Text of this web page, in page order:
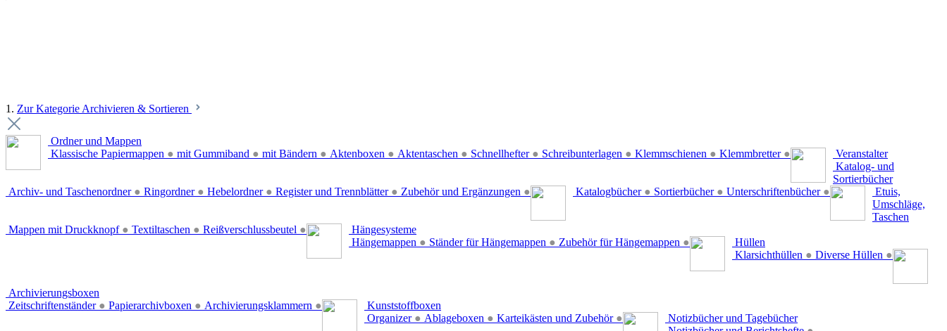
1. Zur Kategorie Archivieren & Sortieren
Ordner und Mappen
Klassische Papiermappen ● mit Gummiband ● mit Bändern ● Aktenboxen ● Aktentaschen ● Schnellhefter ● Schreibunterlagen ● Klemmschienen ● Klemmbretter ● Veranstalter
Archiv- und Taschenordner ● Ringordner ● Hebelordner ● Register und Trennblätter ● Zubehör und Ergänzungen ●
Katalog- und
Sortierbücher
Katalogbücher ● Sortierbücher ● Unterschriftenbücher ●
Etuis,
Umschläge,
Taschen
Mappen mit Druckknopf ● Textiltaschen ● Reißverschlussbeutel ●
Hängesysteme
Hängemappen ● Ständer für Hängemappen ● Zubehör für Hängemappen ●
Hüllen
Klarsichthüllen ● Diverse Hüllen ●
Archivierungsboxen
Zeitschriftenständer ● Papierarchivboxen ● Archivierungsklammern ●
Kunststoffboxen
Organizer ● Ablageboxen ● Karteikästen und Zubehör ●
Notizbücher und Tagebücher